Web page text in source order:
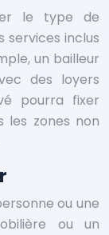
le type de
services inclus
un bailleur
des loyers
pourra fixer
zones non
ou une
ou un